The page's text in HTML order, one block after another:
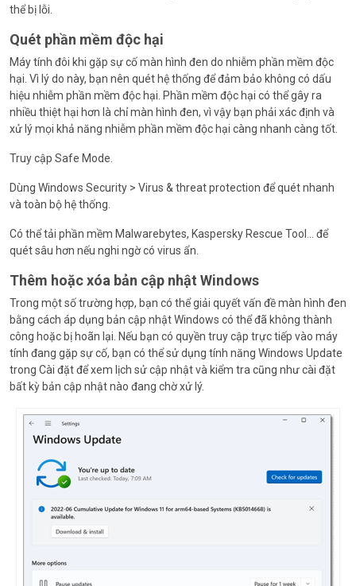
thể bị lỗi.
Quét phần mềm độc hại
Máy tính đôi khi gặp sự cố màn hình đen do nhiễm phần mềm độc
hại. Vì lý do này, bạn nên quét hệ thống để đảm bảo không có dấu
hiệu nhiễm phần mềm độc hại. Phần mềm độc hại có thể gây ra
nhiều thiệt hại hơn là chỉ màn hình đen, vì vậy bạn phải xác định và
xử lý mọi khả năng nhiễm phần mềm độc hại càng nhanh càng tốt.
Truy cập Safe Mode.
Dùng Windows Security > Virus & threat protection để quét nhanh
và toàn bộ hệ thống.
Có thể tải phần mềm Malwarebytes, Kaspersky Rescue Tool… để
quét sâu hơn nếu nghi ngờ có virus ẩn.
Thêm hoặc xóa bản cập nhật Windows
Trong một số trường hợp, bạn có thể giải quyết vấn đề màn hình đen
bằng cách áp dụng bản cập nhật Windows có thể đã không thành
công hoặc bị hoãn lại. Nếu bạn có quyền truy cập trực tiếp vào máy
tính đang gặp sự cố, bạn có thể sử dụng tính năng Windows Update
trong Cài đặt để xem lịch sử cập nhật và kiểm tra cũng như cài đặt
bất kỳ bản cập nhật nào đang chờ xử lý.